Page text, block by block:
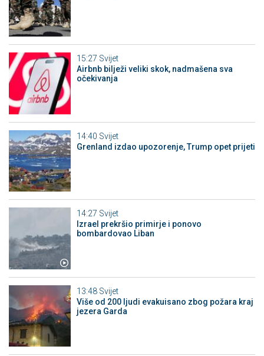
15:27 Svijet
Airbnb bilježi veliki skok, nadmašena sva
očekivanja
14:40 Svijet
Grenland izdao upozorenje, Trump opet prijeti
14:27 Svijet
Izrael prekršio primirje i ponovo
bombardovao Liban
13:48 Svijet
Više od 200 ljudi evakuisano zbog požara kraj
jezera Garda